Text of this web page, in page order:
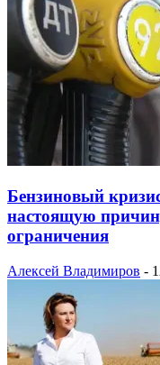
Бензиновый
настоящую
ограничения
Алексей Владимиров -